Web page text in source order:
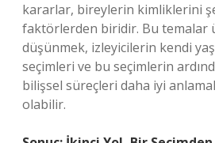
kararlar, bireylerin kimliklerini
faktörlerden biridir. Bu temalar
düşünmek, izleyicilerin kendi
seçimleri ve bu seçimlerin
bilişsel süreçleri daha iyi
olabilir.